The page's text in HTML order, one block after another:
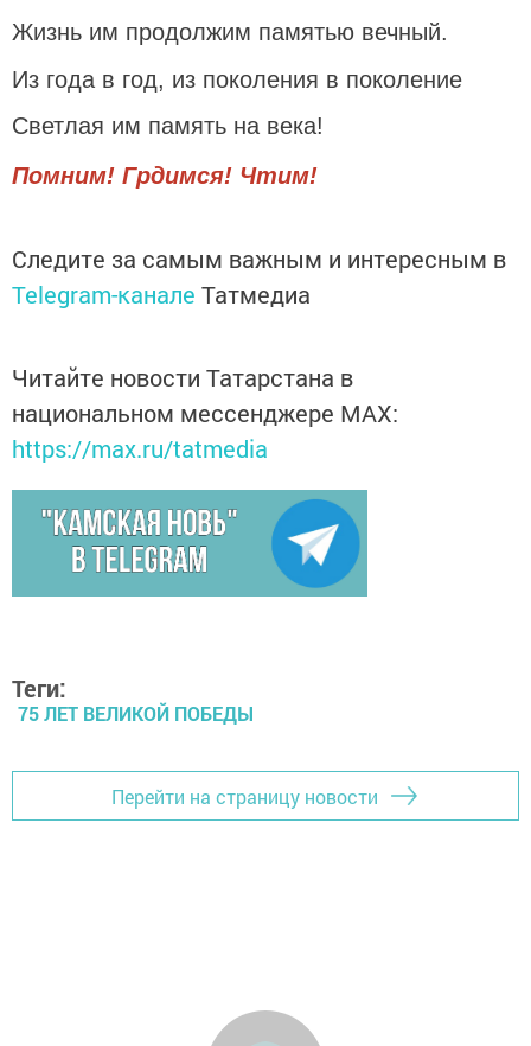
Жизнь им продолжим памятью вечный.
Из года в год, из поколения в поколение
Светлая им память на века!
Помним! Грдимся! Чтим!
Следите за самым важным и интересным в
Telegram-канале Татмедиа
Читайте новости Татарстана в
национальном мессенджере MАХ:
https://max.ru/tatmedia
Теги:
75 ЛЕТ ВЕЛИКОЙ ПОБЕДЫ
Перейти на страницу новости